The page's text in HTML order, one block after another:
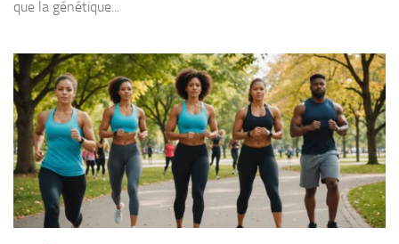
que la génétique...